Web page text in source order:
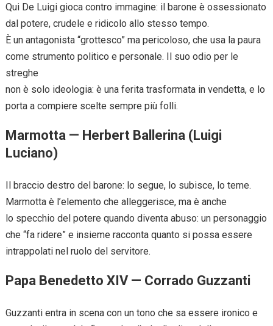
Qui De Luigi gioca contro immagine: il barone è ossessionato
dal potere, crudele e ridicolo allo stesso tempo.
È un antagonista “grottesco” ma pericoloso, che usa la paura
come strumento politico e personale. Il suo odio per le
streghe
non è solo ideologia: è una ferita trasformata in vendetta, e lo
porta a compiere scelte sempre più folli.
Marmotta — Herbert Ballerina (Luigi
Luciano)
Il braccio destro del barone: lo segue, lo subisce, lo teme.
Marmotta è l’elemento che alleggerisce, ma è anche
lo specchio del potere quando diventa abuso: un personaggio
che “fa ridere” e insieme racconta quanto si possa essere
intrappolati nel ruolo del servitore.
Papa Benedetto XIV — Corrado Guzzanti
Guzzanti entra in scena con un tono che sa essere ironico e